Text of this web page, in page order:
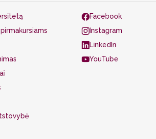
Facebook
Instagram
LinkedIn
YouTube